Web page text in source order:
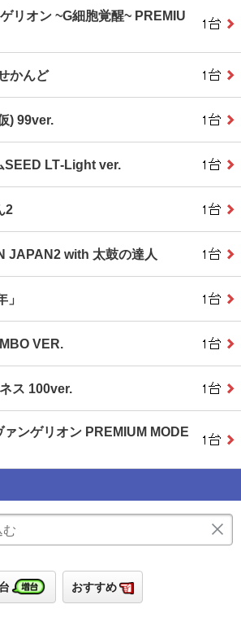
リオン ~G細胞覚醒~ PREMIU
かんど
) 99ver.
SEED LT‐Light ver.
2
JAPAN2 with 太鼓の達人
VER.
ス 100ver.
ンゲリオン PREMIUM MODE
おすすめ